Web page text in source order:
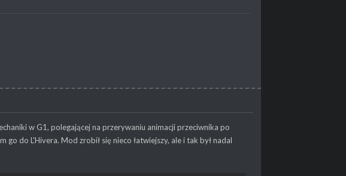
w G1, polegającej na przerywaniu animacji przeciwnika po
do L'Hivera. Mod zrobił się nieco łatwiejszy, ale i tak był nadal